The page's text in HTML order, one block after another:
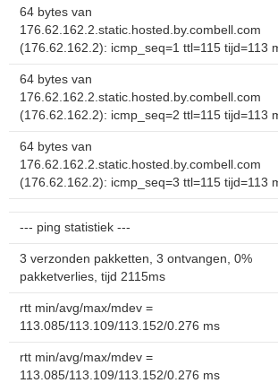
64 bytes van
176.62.162.2.static.hosted.by.combell.com
(176.62.162.2): icmp_seq=1 ttl=115 tijd=113
64 bytes van
176.62.162.2.static.hosted.by.combell.com
(176.62.162.2): icmp_seq=2 ttl=115 tijd=113
64 bytes van
176.62.162.2.static.hosted.by.combell.com
(176.62.162.2): icmp_seq=3 ttl=115 tijd=113
--- ping statistiek ---
3 verzonden pakketten, 3 ontvangen, 0%
pakketverlies, tijd 2115ms
rtt min/avg/max/mdev =
113.085/113.109/113.152/0.276 ms
rtt min/avg/max/mdev =
113.085/113.109/113.152/0.276 ms